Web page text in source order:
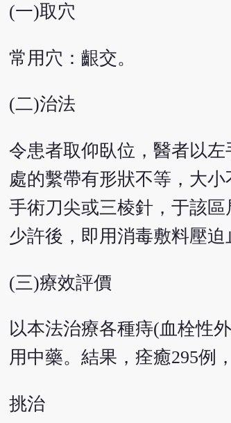
(一)取穴
常用穴：齦交。
(二)治法
令患者取仰臥位，醫者以
處的繫帶有形狀不等，大
手術刀尖或三棱針，于該
少許後，即用消毒敷料壓迫
(三)療效評價
以本法治療各種痔(血栓性
用中藥。結果，痊癒295例
挑治